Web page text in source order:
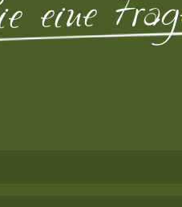
eine